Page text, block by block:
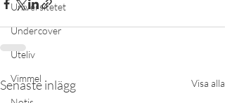
Universitetet
Undercover
Uteliv
Vimmel
Senaste inlägg Visa alla